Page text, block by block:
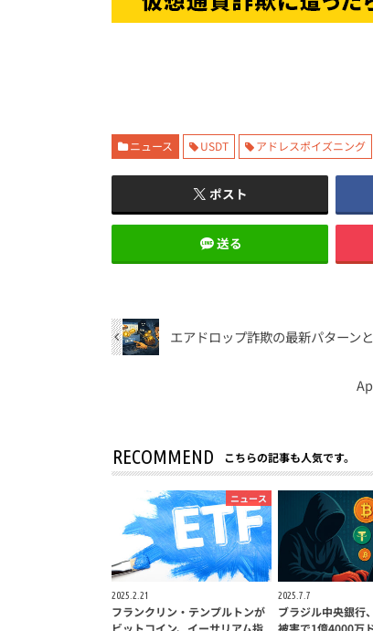
ニュース USDT アドレスポイズニング
ポスト
送る
エアドロップ詐欺の最新パターン
RECOMMEND こちらの記事も人気です。
ニュース
2025.2.21
フランクリン・テンプルトンが
ビットコイン、イーサリアム指
2025.7.7
ブラジル中央銀行
被害で1億4000万